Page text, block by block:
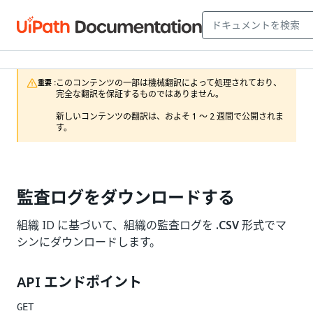
重要 :このコンテンツの一部は機械翻訳によって処理されており、
完全な翻訳を保証するものではありません。
新しいコンテンツの翻訳は、およそ 1 ～ 2 週間で公開されま
す。
監査ログをダウンロードする
組織 ID に基づいて、組織の監査ログを .CSV形式でマ
シンにダウンロードします。
API エンドポイント
GET